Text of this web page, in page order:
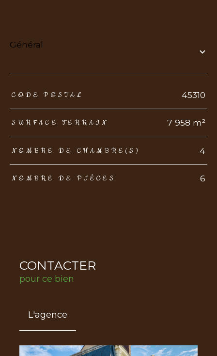
général
TRAD_ZEPHYR_Caracteristique TRAD_ZEPHYR_Valeurs
CODE POSTAL 45310
SURFACE TERRAIN 7 958 m²
NOMBRE DE CHAMBRE(S) 4
NOMBRE DE PIÈCES 6
CONTACTER
pour ce bien
L'agence